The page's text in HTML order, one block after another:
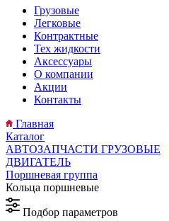
Грузовые
Легковые
Контрактные
Тех жидкости
Аксессуары
О компании
Акции
Контакты
Главная
Каталог
АВТОЗАПЧАСТИ ГРУЗОВЫЕ
ДВИГАТЕЛЬ
Поршневая группа
Кольца поршневые
Подбор параметров